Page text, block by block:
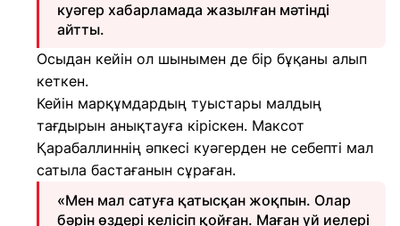
куәгер хабарламада жазылған мәтінді
айтты.
Осыдан кейін ол шынымен де бір бұқаны алып
кеткен.
Кейін марқұмдардың туыстары малдың
тағдырын анықтауға кіріскен. Максот
Қарабаллиннің әпкесі куәгерден не себепті мал
сатыла бастағанын сұраған.
«Мен мал сатуға қатысқан жоқпын. Олар
бәрін өздері келісіп қойған. Маған үй иелері